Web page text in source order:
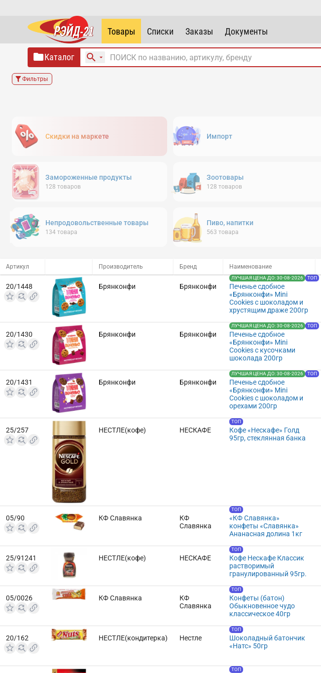
Товары Списки Заказы Документы
Каталог
Фильтры
Скидки на маркете Импорт
Замороженные продукты
128 товаров
Зоотовары
128 товаров
Непродовольственные товары
134 товара
Пиво, напитки
563 товара
Артикул Производитель Бренд Наименование
20/1448 Брянконфи Брянконфи
ЛУЧШАЯ ЦЕНА ДО: 30-08-2026 ТОП
Печенье сдобное
«Брянконфи» Mini
Cookies с шоколадом и
хрустящим драже 200гр
20/1430 Брянконфи Брянконфи
ЛУЧШАЯ ЦЕНА ДО: 30-08-2026 ТОП
Печенье сдобное
«Брянконфи» Mini
Cookies с кусочками
шоколада 200гр
20/1431 Брянконфи Брянконфи
ЛУЧШАЯ ЦЕНА ДО: 30-08-2026 ТОП
Печенье сдобное
«Брянконфи» Mini
Cookies с шоколадом и
орехами 200гр
25/257 НЕСТЛЕ(кофе) НЕСКАФЕ
ТОП
Кофе «Нескафе» Голд
95гр, стеклянная банка
05/90 КФ Славянка
КФ
Славянка
ТОП
«КФ Славянка»
конфеты «Славянка»
Ананасная долина 1кг
25/91241 НЕСТЛЕ(кофе) НЕСКАФЕ
ТОП
Кофе Нескафе Классик
растворимый
гранулированный 95гр.
05/0026 КФ Славянка
КФ
Славянка
ТОП
Конфеты (батон)
Обыкновенное чудо
классическое 40гр
20/162 НЕСТЛЕ(кондитерка) Нестле
ТОП
Шоколадный батончик
«Натс» 50гр
ТОП